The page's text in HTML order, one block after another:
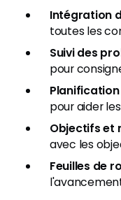
Intégration
toutes les
Suivi des
pour
pour aider
Objectifs et
avec les
Feuilles de